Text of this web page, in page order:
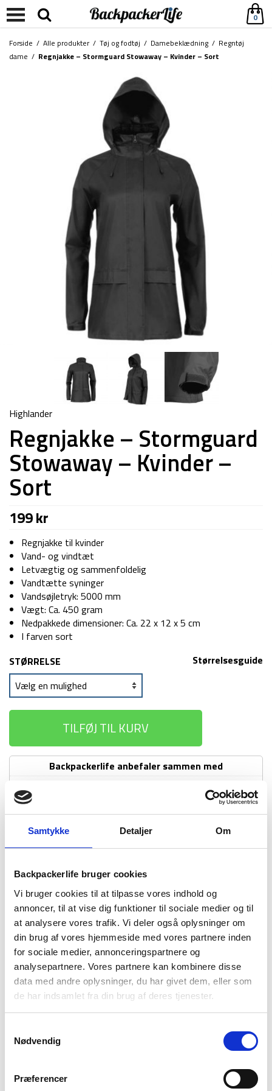
Samtykke Detaljer Om
Backpackerlife bruger cookies
Vi bruger cookies til at tilpasse vores indhold og
annoncer, til at vise dig funktioner til sociale medier og til
at analysere vores trafik. Vi deler også oplysninger om
din brug af vores hjemmeside med vores partnere inden
for sociale medier, annonceringspartnere og
analysepartnere. Vores partnere kan kombinere disse
data med andre oplysninger, du har givet dem, eller som
de har indsamlet fra din brug af deres tjenester.
Nødvendig
Præferencer
0
Forside / Alle produkter/ Tøj og fodtøj / Damebeklædning / Regntøj
dame / Regnjakke – Stormguard Stowaway – Kvinder – Sort
Highlander
Regnjakke – Stormguard
Stowaway – Kvinder –
Sort
199kr
Regnjakke til kvinder
Vand- og vindtæt
Letvægtig og sammenfoldelig
Vandtætte syninger
Vandsøjletryk: 5000 mm
Vægt: Ca. 450 gram
Nedpakkede dimensioner: Ca. 22 x 12 x 5 cm
I farven sort
Størrelsesguide
STØRRELSE
TILFØJ TIL KURV
Backpackerlife anbefaler sammen med
Regnbukser
Highlander
Stormguard
-
Sort
149kr
levering
499 kr
BESKRIVELSE
YDERLIGERE INFORMATION
BRAND
FAQ
Regnjakken Stormguard Stowaway fra det skotske mærke
kan foldes sammen så jakken har en lav pakkevolumen og kan
let tages med i rygsækken. Dette gør jakken nem og praktisk
at have med hvis du skal på tur. Stormguard Stowaway jakken
har to store lommer på fronten, og en hætte som kan